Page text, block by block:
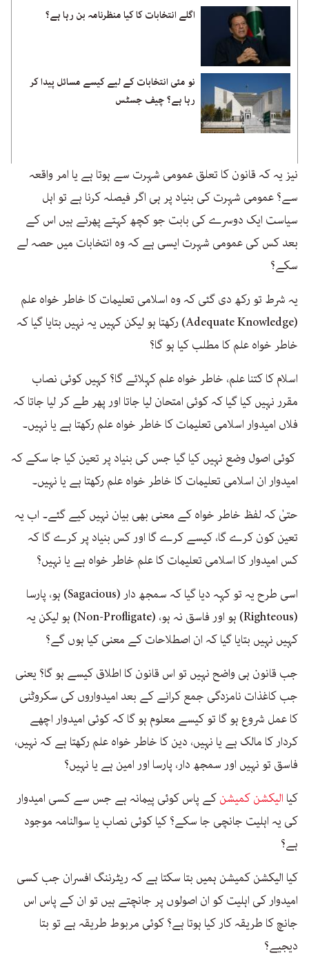
اگلے انتخابات کا کیا منظرنامہ بن رہا ہے؟
نو مئی انتخابات کے لیے کیسے مسائل پیدا کر
رہا ہے؟ چیف جسٹس
نیز یہ کہ قانون کا تعلق عمومی شہرت سے ہوتا ہے یا امر واقعہ
سے؟ عمومی شہرت کی بنیاد پر ہی اگر فیصلہ کرنا ہے تو اہل
سیاست ایک دوسرے کی بابت جو کچھ کہتے پھرتے ہیں اس کے
بعد کس کی عمومی شہرت ایسی ہے کہ وہ انتخابات میں حصہ لے
سکے؟
یہ شرط تو رکھ دی گئی کہ وہ اسلامی تعلیمات کا خاطر خواہ علم
(Adequate Knowledge) رکھتا ہو لیکن کہیں یہ نہیں بتایا گیا کہ
خاطر خواہ علم کا مطلب کیا ہو گا؟
اسلام کا کتنا علم، خاطر خواہ علم کہلائے گا؟ کہیں کوئی نصاب
مقرر نہیں کیا گیا کہ کوئی امتحان لیا جاتا اور پھر طے کر لیا جاتا کہ
فلاں امیدوار اسلامی تعلیمات کا خاطر خواہ علم رکھتا ہے یا نہیں۔
کوئی اصول وضع نہیں کیا گیا جس کی بنیاد پر تعین کیا جا سکے کہ
امیدوار ان اسلامی تعلیمات کا خاطر خواہ علم رکھتا ہے یا نہیں۔
حتیٰ کہ لفظ خاطر خواہ کے معنی بھی بیان نہیں کیے گئے۔ اب یہ
تعین کون کرے گا، کیسے کرے گا اور کس بنیاد پر کرے گا کہ
کس امیدوار کا اسلامی تعلیمات کا علم خاطر خواہ ہے یا نہیں؟
اسی طرح یہ تو کہہ دیا گیا کہ سمجھ دار (Sagacious) ہو، پارسا
(Righteous) ہو اور فاسق نہ ہو، (Non-Profligate) ہو لیکن یہ
کہیں نہیں بتایا گیا کہ ان اصطلاحات کے معنی کیا ہوں گے؟
جب قانون ہی واضح نہیں تو اس قانون کا اطلاق کیسے ہو گا؟ یعنی
جب کاغذات نامزدگی جمع کرانے کے بعد امیدواروں کی سکروٹنی
کا عمل شروع ہو گا تو کیسے معلوم ہو گا کہ کوئی امیدوار اچھے
کردار کا مالک ہے یا نہیں، دین کا خاطر خواہ علم رکھتا ہے کہ نہیں،
فاسق تو نہیں اور سمجھ دار، پارسا اور امین ہے یا نہیں؟
کیا الیکشن کمیشنکے پاس کوئی پیمانہ ہے جس سے کسی امیدوار
کی یہ اہلیت جانچی جا سکے؟ کیا کوئی نصاب یا سوالنامہ موجود
ہے؟
کیا الیکشن کمیشن ہمیں بتا سکتا ہے کہ ریٹرننگ افسران جب کسی
امیدوار کی اہلیت کو ان اصولوں پر جانچتے ہیں تو ان کے پاس اس
جانچ کا طریقہ کار کیا ہوتا ہے؟ کوئی مربوط طریقہ ہے تو بتا
دیجیے؟